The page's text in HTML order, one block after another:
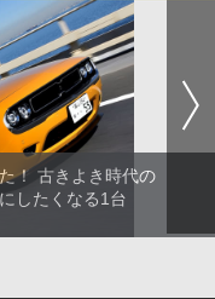
！ 古きよき時代の
したくなる1台